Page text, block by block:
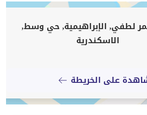
الـــــتـــــواصــــــل بــــــــالارقــــــام
).....
لطفي, الإبراهيمية, حي وسط,
الاسكندرية
على الخريطة